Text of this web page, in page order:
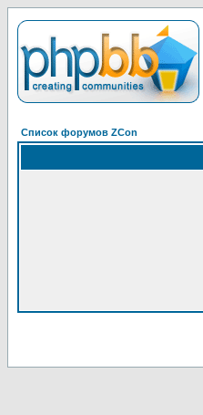
Список форумов ZCon